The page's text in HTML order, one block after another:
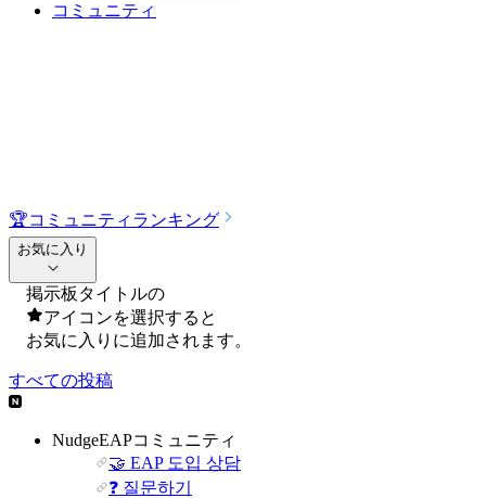
コミュニティ
🏆コミュニティランキング
お気に入り
掲示板タイトルの
アイコンを選択すると
お気に入りに追加されます。
すべての投稿
NudgeEAPコミュニティ
🤝 EAP 도입 상담
❓ 질문하기